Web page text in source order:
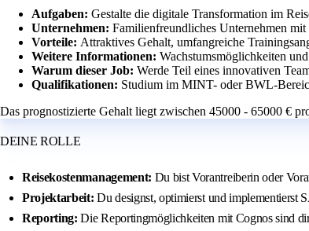
Aufgaben: Gestalte die digitale Transformation im
Unternehmen: Familienfreundliches Unternehmen
Vorteile: Attraktives Gehalt, umfangreiche
Weitere Informationen: Wachstumsmöglichkeiten
Warum dieser Job: Werde Teil eines innovativen
Qualifikationen: Studium im MINT- oder BWL-
Das prognostizierte Gehalt liegt zwischen 45000 - 65000 €
DEINE ROLLE
Reisekostenmanagement: Du bist Vorantreiberin oder
Projektarbeit: Du designst, optimierst und implementierst
Reporting: Die Reportingmöglichkeiten mit Cognos sind